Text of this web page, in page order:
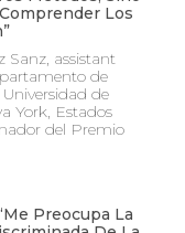
Los
Sanz, assistant
de
de
York, Estados
del Premio
Preocupa La